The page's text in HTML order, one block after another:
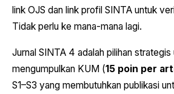
link OJS dan link profil SINTA untuk
Tidak perlu ke mana-mana lagi.
Jurnal SINTA 4 adalah pilihan
mengumpulkan KUM (15 poin per
S1–S3 yang membutuhkan publikasi